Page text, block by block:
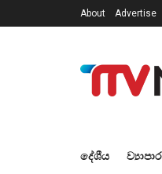
About Advertise
දේශීය ව්‍යාපාර